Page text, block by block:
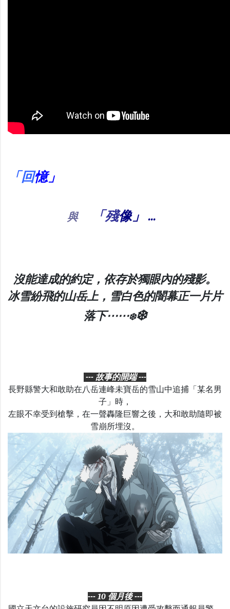
「回憶」
與 「殘像」 ...
沒能達成的約定，依存於獨眼內的殘影。
冰雪紛飛的山岳上，雪白色的闇幕正一片片
落下⋯⋯❄️❄️
--- 故事的開端 ---
長野縣警大和敢助在八岳連峰未寶岳的雪山中追捕「某名男
子」時，
左眼不幸受到槍擊，在一聲轟隆巨響之後，大和敢助隨即被
雪崩所埋沒。
--- 10 個月後 ---